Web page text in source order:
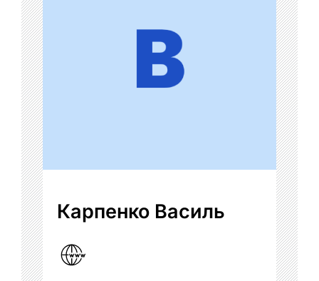
Карпенко Василь